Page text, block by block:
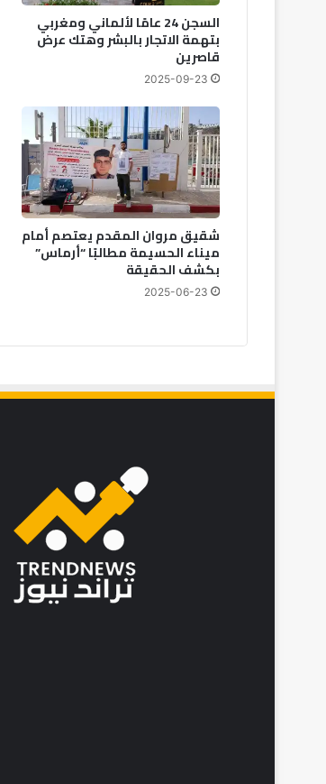
السجن 24 عامًا لألماني ومغربي
بتهمة الاتجار بالبشر وهتك عرض
قاصرين
2025-09-23
شقيق مروان المقدم يعتصم أمام
ميناء الحسيمة مطالبًا “أرماس”
بكشف الحقيقة
2025-06-23